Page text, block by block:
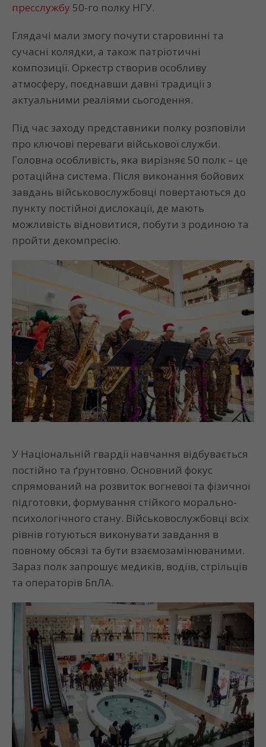
пресслужбу 50-го полку НГУ.
Глядачі мали змогу почути старовинні та
сучасні колядки, а також патріотичні
композиції. Оркестр створив особливу
атмосферу, поєднавши давні традиції з
актуальними реаліями сьогодення.
Під час заходу представники полку розповіли
про ключові переваги військової служби.
Головна особливість, яка вирізняє 50 полк – це
ротаційна система. Після виконання бойових
завдань військовослужбовці повертаються до
пункту постійної дислокації, де мають
можливість відновитися, побути з родиною та
пройти декомпресію.
У Національній гвардії навчання відбувається
постійно та ґрунтовно. Основний фокус
спрямований на розвиток вогневої та фізичної
підготовки, формування стійкого морально-
психологічного стану. Військовослужбовці всіх
рівнів готуються виконувати завдання в
повному обсязі та бути взаємозамінюваними.
Зараз полк запрошує медиків, водіїв, стрільців
та операторів БпЛА.